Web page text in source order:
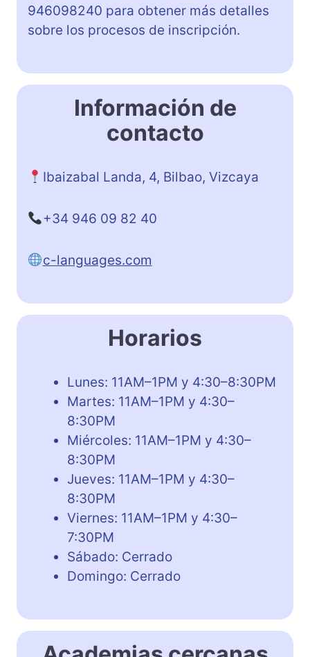
946098240 para obtener más detalles
sobre los procesos de inscripción.
Información de
contacto
Ibaizabal Landa, 4, Bilbao, Vizcaya
+34 946 09 82 40
c-languages.com
Horarios
Lunes: 11AM–1PM y 4:30–8:30PM
Martes: 11AM–1PM y 4:30–
8:30PM
Miércoles: 11AM–1PM y 4:30–
8:30PM
Jueves: 11AM–1PM y 4:30–
8:30PM
Viernes: 11AM–1PM y 4:30–
7:30PM
Sábado: Cerrado
Domingo: Cerrado